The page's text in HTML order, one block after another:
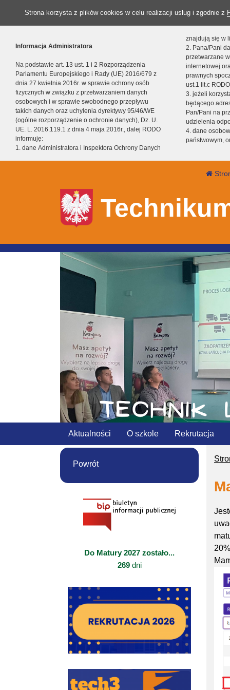
Strona korzysta z plików cookies w celu realizacji usług i zgodnie z
Informacja Administratora
Na podstawie art. 13 ust. 1 i 2 Rozporządzenia
Parlamentu Europejskiego i Rady (UE) 2016/679 z
dnia 27 kwietnia 2016r. w sprawie ochrony osób
fizycznych w związku z przetwarzaniem danych
osobowych i w sprawie swobodnego przepływu
takich danych oraz uchylenia dyrektywy 95/46/WE
(ogólne rozporządzenie o ochronie danych), Dz. U.
UE. L. 2016.119.1 z dnia 4 maja 2016r., dalej RODO
informuję:
1. dane Administratora i Inspektora Ochrony Danych
znajdują się w
2. Pana/Pani
przetwarzane
internetowej
prawnych
ust.1 lit.c
3. jeżeli
będącego
Pan/Pani na
udzielenia
4. dane
państwowym,
Aktualności O szkole Rekrutacja
Powrót
Do Matury 2027 zostało...
269dni